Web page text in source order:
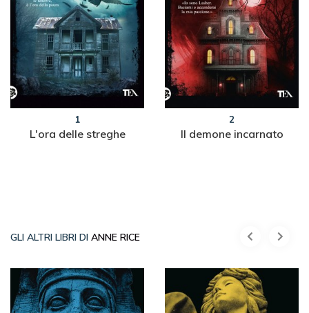
1
L'ora delle streghe
2
Il demone incarnato
GLI ALTRI LIBRI DI ANNE RICE